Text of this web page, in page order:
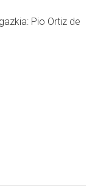
Pio Ortiz de